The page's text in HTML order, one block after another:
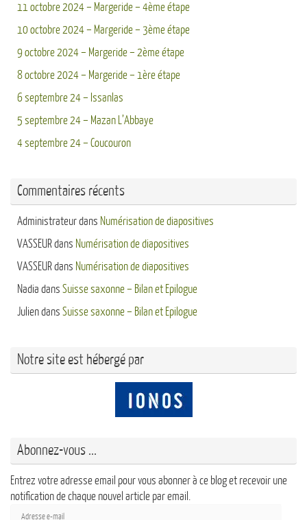
11 octobre 2024 – Margeride – 4ème étape
10 octobre 2024 – Margeride – 3ème étape
9 octobre 2024 – Margeride – 2ème étape
8 octobre 2024 – Margeride – 1ère étape
6 septembre 24 – Issanlas
5 septembre 24 – Mazan L’Abbaye
4 septembre 24 – Coucouron
Commentaires récents
Administrateurdans Numérisation de diapositives
VASSEURdans Numérisation de diapositives
VASSEURdans Numérisation de diapositives
Nadia dans Suisse saxonne – Bilan et Epilogue
Juliendans Suisse saxonne – Bilan et Epilogue
Notre site est hébergé par
Abonnez-vous ...
Entrez votre adresse email pour vous abonner à ce blog et recevoir une
notification de chaque nouvel article par email.
Adresse